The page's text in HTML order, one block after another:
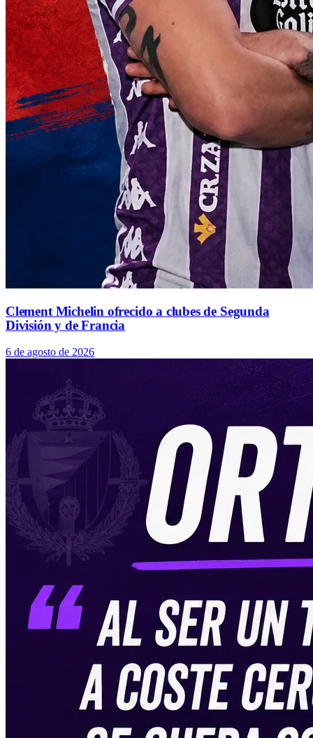
Clement Michelin ofrecido a clubes de Segunda
División y de Francia
6 de agosto de 2026